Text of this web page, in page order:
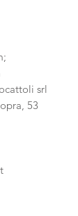
srl
53